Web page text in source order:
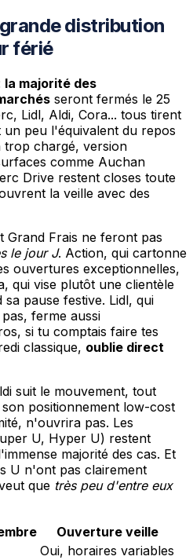
distribution
férié
la majorité des
seront fermés le 25
Lidl, Aldi, Cora... tous tirent
peu l'équivalent du repos
trop chargé, version
comme Auchan
Drive restent closes toute
la veille avec des
Grand Frais ne feront pas
le jour J. Action, qui cartonne
ouvertures exceptionnelles,
qui vise plutôt une clientèle
pause festive. Lidl, qui
ferme aussi
si tu comptais faire tes
classique, oublie direct
suit le mouvement, tout
positionnement low-cost
n'ouvrira pas. Les
U, Hyper U) restent
majorité des cas. Et
U n'ont pas clairement
que très peu d'entre eux
Ouverture veille
Oui, horaires variables